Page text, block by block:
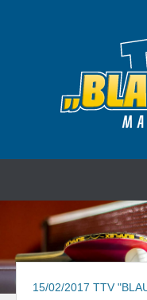
TTV
Zum
Inhalt
springen
15/02/2017 TTV